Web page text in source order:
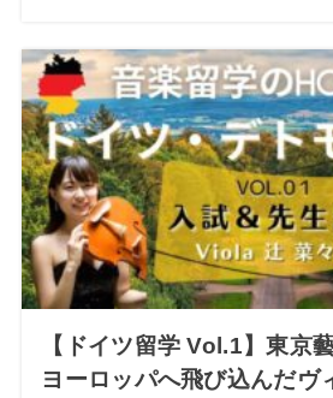
【ドイツ留学 Vol.1】東京
ヨーロッパへ飛び込んだヴ